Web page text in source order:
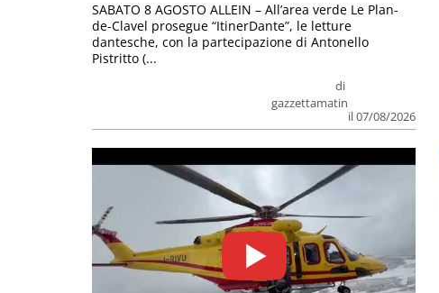
di
gazzettamatin
il 07/08/2026
SABATO 8 AGOSTO ALLEIN – All’area verde Le Plan-
de-Clavel prosegue “ItinerDante”, le letture
dantesche, con la partecipazione di Antonello
Pistritto (...